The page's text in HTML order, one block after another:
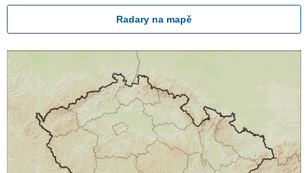
Radary na mapě